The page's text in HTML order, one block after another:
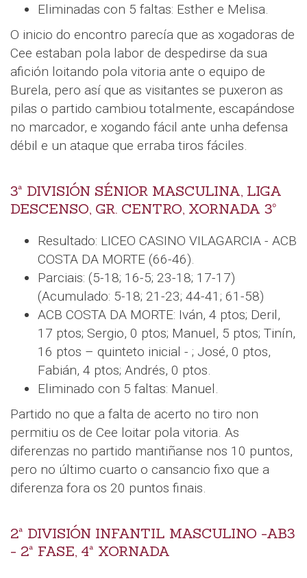
Eliminadas con 5 faltas: Esther e Melisa.
O inicio do encontro parecía que as xogadoras de
Cee estaban pola labor de despedirse da sua
afición loitando pola vitoria ante o equipo de
Burela, pero así que as visitantes se puxeron as
pilas o partido cambiou totalmente, escapándose
no marcador, e xogando fácil ante unha defensa
débil e un ataque que erraba tiros fáciles.
3ª DIVISIÓN SÉNIOR MASCULINA, LIGA
DESCENSO, GR. CENTRO, XORNADA 3º
Resultado: LICEO CASINO VILAGARCIA - ACB
COSTA DA MORTE (66-46).
Parciais: (5-18; 16-5; 23-18; 17-17)
(Acumulado: 5-18; 21-23; 44-41; 61-58)
ACB COSTA DA MORTE: Iván, 4 ptos; Deril,
17 ptos; Sergio, 0 ptos; Manuel, 5 ptos; Tinín,
16 ptos – quinteto inicial - ; José, 0 ptos,
Fabián, 4 ptos; Andrés, 0 ptos.
Eliminado con 5 faltas: Manuel.
Partido no que a falta de acerto no tiro non
permitiu os de Cee loitar pola vitoria. As
diferenzas no partido mantiñanse nos 10 puntos,
pero no último cuarto o cansancio fixo que a
diferenza fora os 20 puntos finais.
2ª DIVISIÓN INFANTIL MASCULINO -AB3
- 2ª FASE, 4ª XORNADA